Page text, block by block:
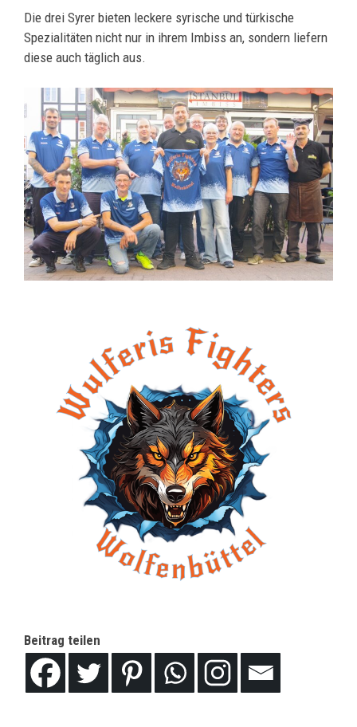
Die drei Syrer bieten leckere syrische und türkische
Spezialitäten nicht nur in ihrem Imbiss an, sondern liefern
diese auch täglich aus.
Beitrag teilen